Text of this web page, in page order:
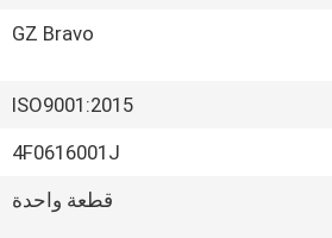
GZ Bravo
ISO9001:2015
4F0616001J
قطعة واحدة